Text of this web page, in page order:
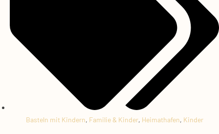
Basteln mit Kindern, Familie & Kinder, Heimathafen, Kinder